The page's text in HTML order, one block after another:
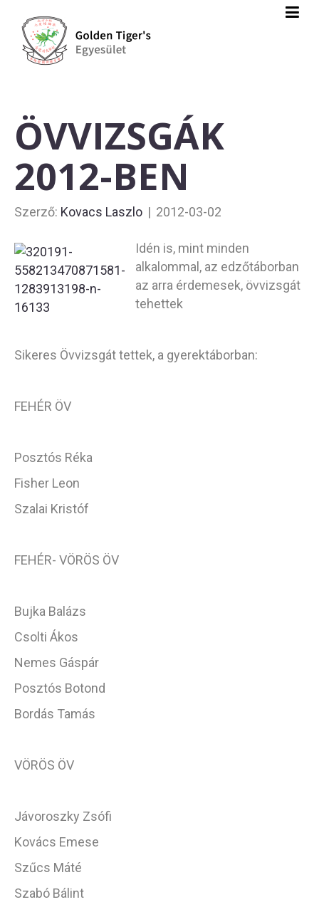
ÖVVIZSGÁK
2012-BEN
Szerző: Kovacs Laszlo | 2012-03-02
Idén is, mint minden
alkalommal, az edzőtáborban
az arra érdemesek, övvizsgát
tehettek
Sikeres Övvizsgát tettek, a gyerektáborban:
FEHÉR ÖV
Posztós Réka
Fisher Leon
Szalai Kristóf
FEHÉR- VÖRÖS ÖV
Bujka Balázs
Csolti Ákos
Nemes Gáspár
Posztós Botond
Bordás Tamás
VÖRÖS ÖV
Jávoroszky Zsófi
Kovács Emese
Szűcs Máté
Szabó Bálint